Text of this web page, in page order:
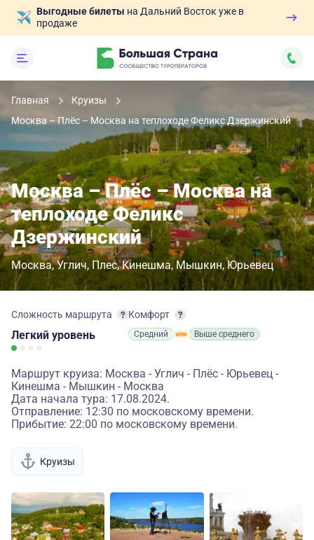
Выгодные билеты на Дальний Восток уже в
продаже
Главная
Круизы
Москва – Плёс – Москва на теплоходе Феликс Дзержинский
Москва – Плёс – Москва на
теплоходе Феликс
Дзержинский
Москва Углич Плес Кинешма Мышкин Юрьевец
Сложность маршрута
Легкий уровень
Комфорт
Средний Выше среднего
Маршрут круиза: Москва - Углич - Плёс - Юрьевец -
Кинешма - Мышкин - Москва
Дата начала тура: 17.08.2024.
Отправление: 12:30 по московскому времени.
Прибытие: 22:00 по московскому времени.
Круизы